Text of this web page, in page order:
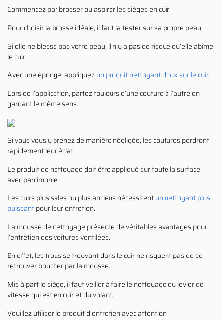
Commencez par brosser ou aspirer les sièges en cuir.
Pour choisir la brosse idéale, il faut la tester sur sa propre peau.
Si elle ne blesse pas votre peau, il n’y a pas de risque qu’elle abîme
le cuir.
Avec une éponge, appliquezun produit nettoyant doux sur le cuir.
Lors de l’application, partez toujours d’une couture à l’autre en
gardant le même sens.
Si vous vous y prenez de manière négligée, les coutures perdront
rapidement leur éclat.
Le produit de nettoyage doit être appliqué sur toute la surface
avec parcimonie.
Les cuirs plus sales ou plus anciens nécessitentun nettoyant plus
puissantpour leur entretien.
La mousse de nettoyage présente de véritables avantages pour
l’entretien des voitures ventilées.
En effet, les trous se trouvant dans le cuir ne risquent pas de se
retrouver boucher par la mousse.
Mis à part le siège, il faut veiller à faire le nettoyage du levier de
vitesse qui est en cuir et du volant.
Veuillez utiliser le produit d’entretien avec attention.